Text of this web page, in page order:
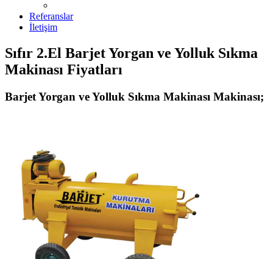
Referanslar
İletişim
Sıfır 2.El Barjet Yorgan ve Yolluk Sıkma
Makinası Fiyatları
Barjet Yorgan ve Yolluk Sıkma Makinası Makinası;